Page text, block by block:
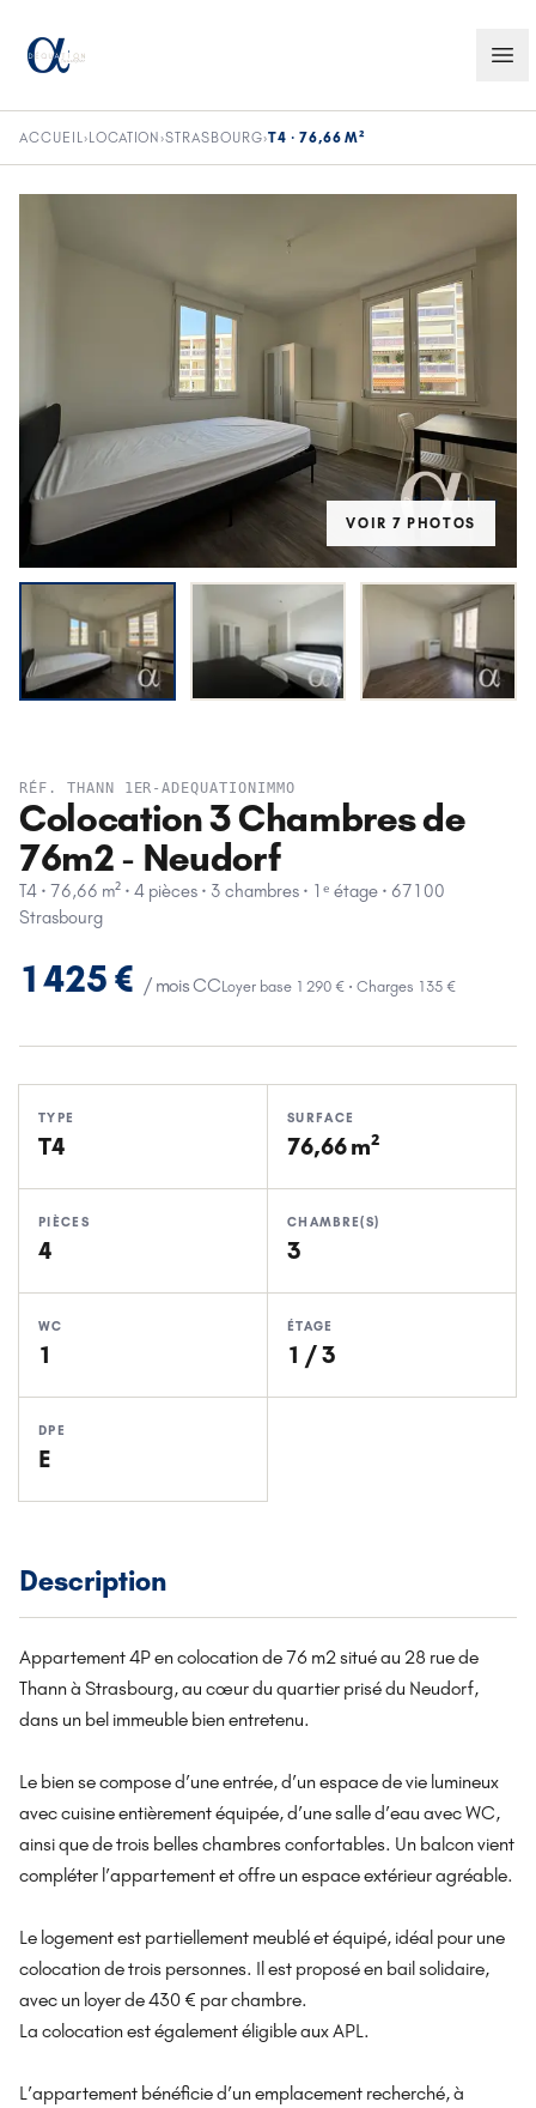
ACCUEIL› LOCATION›STRASBOURG›T4 · 76,66 M²
VOIR 7 PHOTOS
RÉF. THANN 1ER-ADEQUATIONIMMO
Colocation 3 Chambres de
76m2 - Neudorf
T4 · 76,66 m² · 4 pièces · 3 chambres · 1ᵉ étage · 67100
Strasbourg
1 425 € / mois CCLoyer base 1 290 € · Charges 135 €
TYPE
T4
SURFACE
76,66 m²
PIÈCES
4
CHAMBRE(S)
3
WC
1
ÉTAGE
1 / 3
DPE
E
Description
Appartement 4P en colocation de 76 m2 situé au 28 rue de
Thann à Strasbourg, au cœur du quartier prisé du Neudorf,
dans un bel immeuble bien entretenu.
Le bien se compose d’une entrée, d’un espace de vie lumineux
avec cuisine entièrement équipée, d’une salle d’eau avec WC,
ainsi que de trois belles chambres confortables. Un balcon vient
compléter l’appartement et offre un espace extérieur agréable.
Le logement est partiellement meublé et équipé, idéal pour une
colocation de trois personnes. Il est proposé en bail solidaire,
avec un loyer de 430 € par chambre.
La colocation est également éligible aux APL.
L’appartement bénéficie d’un emplacement recherché, à